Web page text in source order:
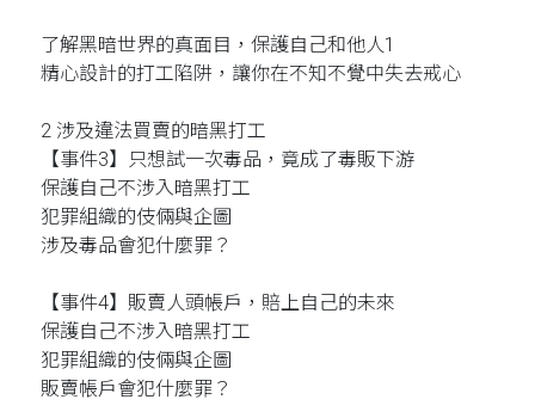
了解黑暗世界的真面目，保護自己和他人1
精心設計的打工陷阱，讓你在不知不覺中失去戒心
2 涉及違法買賣的暗黑打工
【事件3】只想試一次毒品，竟成了毒販下游
保護自己不涉入暗黑打工
犯罪組織的伎倆與企圖
涉及毒品會犯什麼罪？
【事件4】販賣人頭帳戶，賠上自己的未來
保護自己不涉入暗黑打工
犯罪組織的伎倆與企圖
販賣帳戶會犯什麼罪？